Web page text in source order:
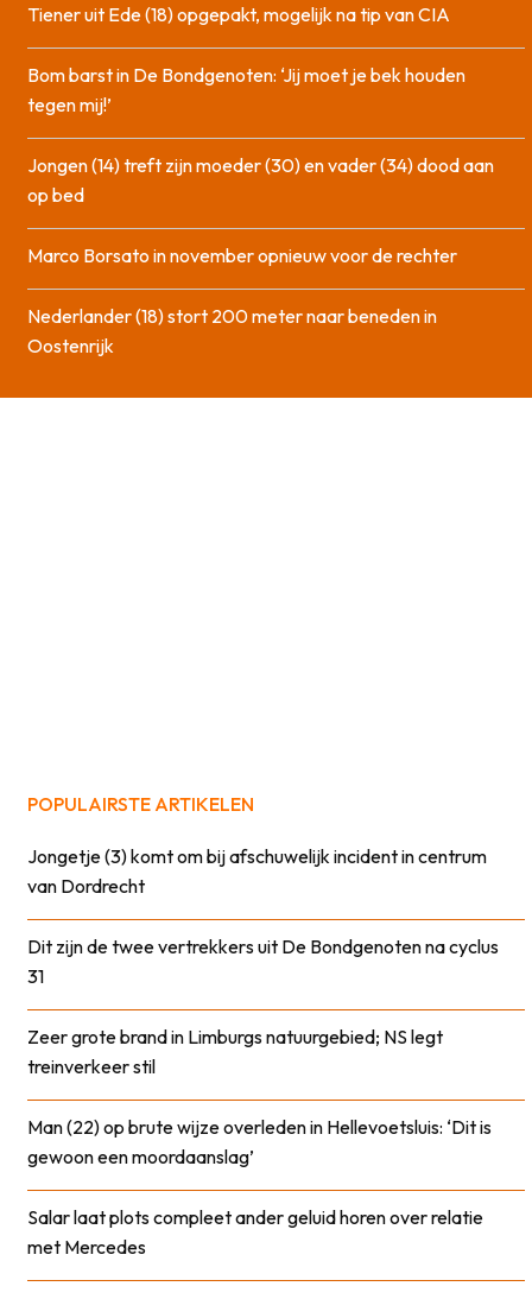
Tiener uit Ede (18) opgepakt, mogelijk na tip van CIA
Bom barst in De Bondgenoten: ‘Jij moet je bek houden
tegen mij!’
Jongen (14) treft zijn moeder (30) en vader (34) dood aan
op bed
Marco Borsato in november opnieuw voor de rechter
Nederlander (18) stort 200 meter naar beneden in
Oostenrijk
POPULAIRSTE ARTIKELEN
Jongetje (3) komt om bij afschuwelijk incident in centrum
van Dordrecht
Dit zijn de twee vertrekkers uit De Bondgenoten na cyclus
31
Zeer grote brand in Limburgs natuurgebied; NS legt
treinverkeer stil
Man (22) op brute wijze overleden in Hellevoetsluis: ‘Dit is
gewoon een moordaanslag’
Salar laat plots compleet ander geluid horen over relatie
met Mercedes